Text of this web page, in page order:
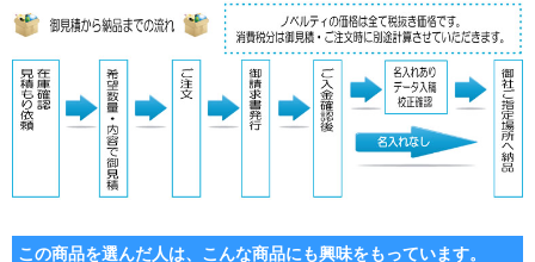
この商品を選んだ人は、こんな商品にも興味をもっています。